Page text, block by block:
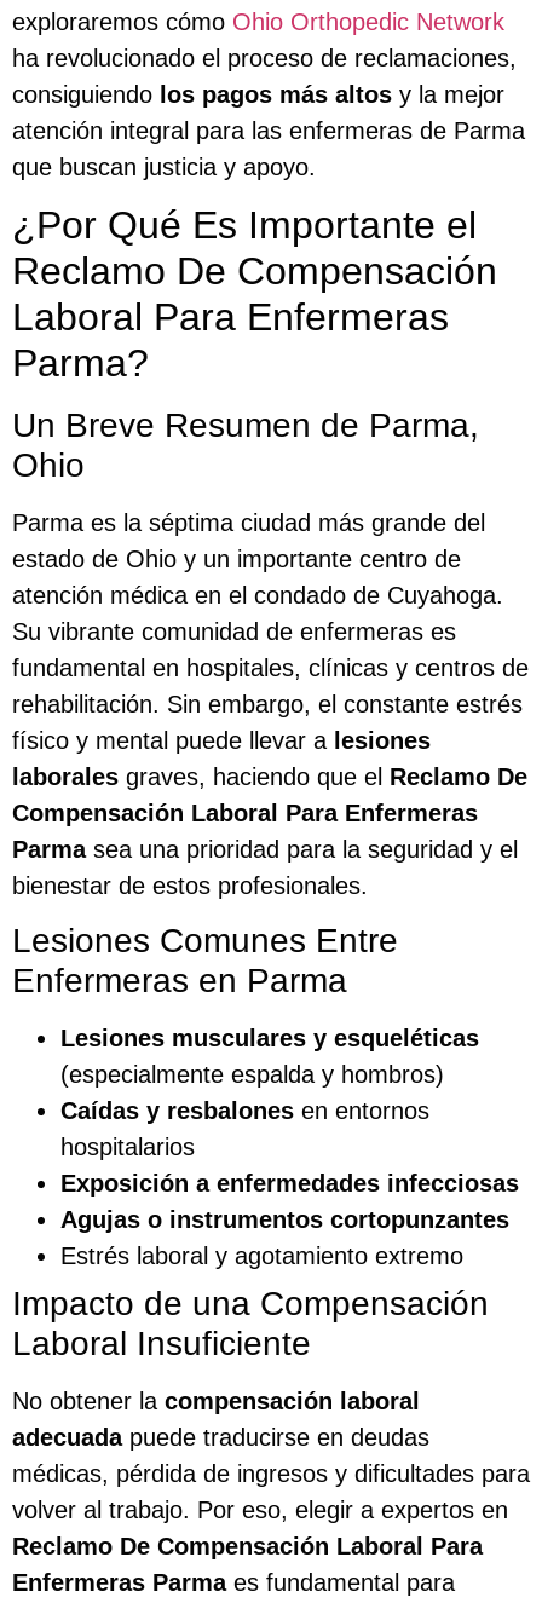
exploraremos cómo Ohio Orthopedic Network
ha revolucionado el proceso de reclamaciones,
consiguiendo los pagos más altos y la mejor
atención integral para las enfermeras de Parma
que buscan justicia y apoyo.
¿Por Qué Es Importante el
Reclamo De Compensación
Laboral Para Enfermeras
Parma?
Un Breve Resumen de Parma,
Ohio
Parma es la séptima ciudad más grande del
estado de Ohio y un importante centro de
atención médica en el condado de Cuyahoga.
Su vibrante comunidad de enfermeras es
fundamental en hospitales, clínicas y centros de
rehabilitación. Sin embargo, el constante estrés
físico y mental puede llevar a lesiones
laborales graves, haciendo que el Reclamo De
Compensación Laboral Para Enfermeras
Parmasea una prioridad para la seguridad y el
bienestar de estos profesionales.
Lesiones Comunes Entre
Enfermeras en Parma
Lesiones musculares y esqueléticas
(especialmente espalda y hombros)
Caídas y resbalones en entornos
hospitalarios
Exposición a enfermedades infecciosas
Agujas o instrumentos cortopunzantes
Estrés laboral y agotamiento extremo
Impacto de una Compensación
Laboral Insuficiente
No obtener la compensación laboral
adecuadapuede traducirse en deudas
médicas, pérdida de ingresos y dificultades para
volver al trabajo. Por eso, elegir a expertos en
Reclamo De Compensación Laboral Para
Enfermeras Parmaes fundamental para